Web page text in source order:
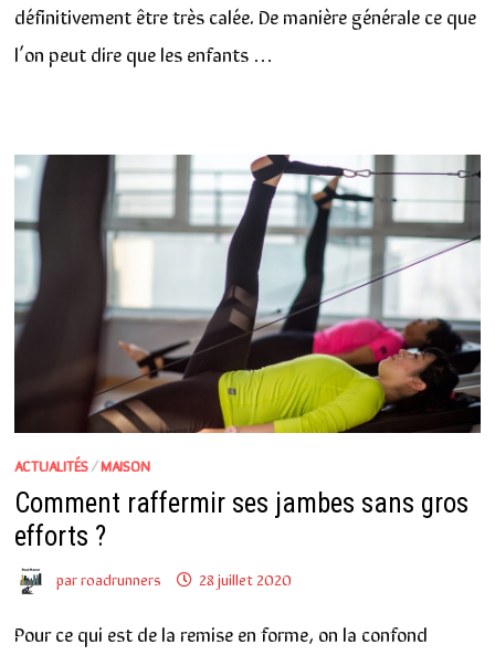
définitivement être très calée. De manière générale ce que
l’on peut dire que les enfants …
ACTUALITÉS/MAISON
Comment raffermir ses jambes sans gros
efforts ?
parroadrunners 28 juillet 2020
Pour ce qui est de la remise en forme, on la confond